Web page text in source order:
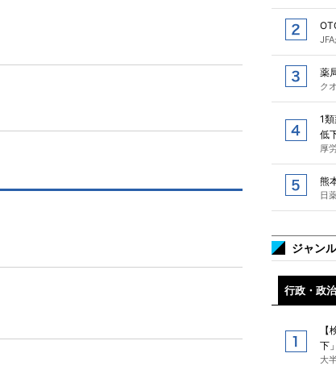
薬
ク
1
低
厚
熊
日
ジャン
行政・政治
下
大